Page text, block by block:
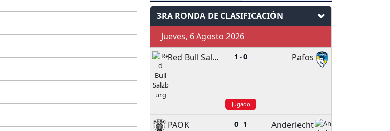
3RA RONDA DE CLASIFICACIÓN
Jueves, 6 Agosto 2026
Red Bull Salzburg
1 -0 Pafos
Jugado
PAOK 0- 1 Anderlecht